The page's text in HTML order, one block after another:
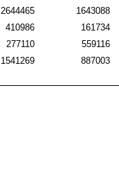
2644465
1643088
410986
161734
277110
559116
1541269 887003